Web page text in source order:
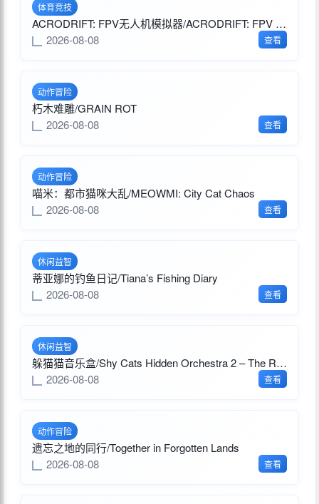
体育竞技
ACRODRIFT: FPV无人机模拟器/ACRODRIFT: FPV Drone Simulator
2026-08-08
查看
动作冒险
朽木难雕/GRAIN ROT
2026-08-08
查看
动作冒险
喵米：都市猫咪大乱/MEOWMI: City Cat Chaos
2026-08-08
查看
休闲益智
蒂亚娜的钓鱼日记/Tiana’s Fishing Diary
2026-08-08
查看
休闲益智
躲猫猫音乐盒/Shy Cats Hidden Orchestra 2 – The Return
2026-08-08
查看
动作冒险
遗忘之地的同行/Together in Forgotten Lands
2026-08-08
查看